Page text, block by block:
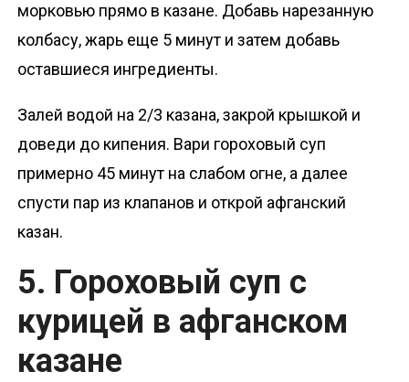
морковью прямо в казане. Добавь нарезанную
колбасу, жарь еще 5 минут и затем добавь
оставшиеся ингредиенты.
Залей водой на 2/3 казана, закрой крышкой и
доведи до кипения. Вари гороховый суп
примерно 45 минут на слабом огне, а далее
спусти пар из клапанов и открой афганский
казан.
5. Гороховый суп с
курицей в афганском
казане